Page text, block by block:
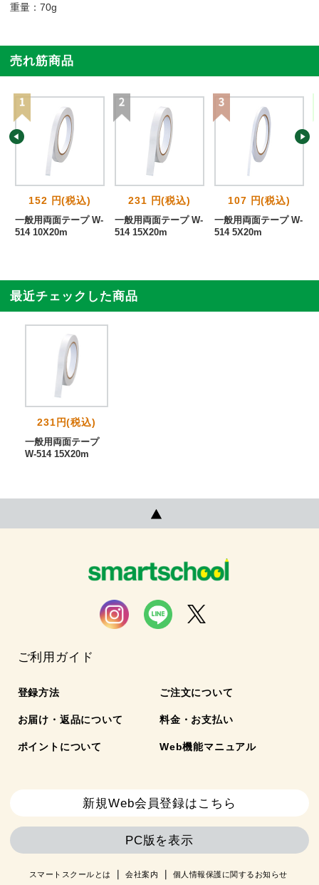
重量：70g
売れ筋商品
152 円(税込)
一般用両面テープ W-
514 10X20m
231 円(税込)
一般用両面テープ W-
514 15X20m
107 円(税込)
一般用両面テープ W-
514 5X20m
最近チェックした商品
231円(税込)
一般用両面テープ
W-514 15X20m
ご利用ガイド
登録方法 ご注文について
お届け・返品について 料金・お支払い
ポイントについて Web機能マニュアル
新規Web会員登録はこちら
PC版を表示
スマートスクールとは 会社案内 個人情報保護に関するお知らせ